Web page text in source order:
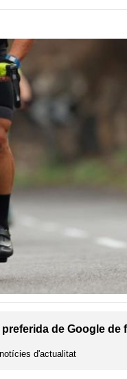
de Google de
d'actualitat